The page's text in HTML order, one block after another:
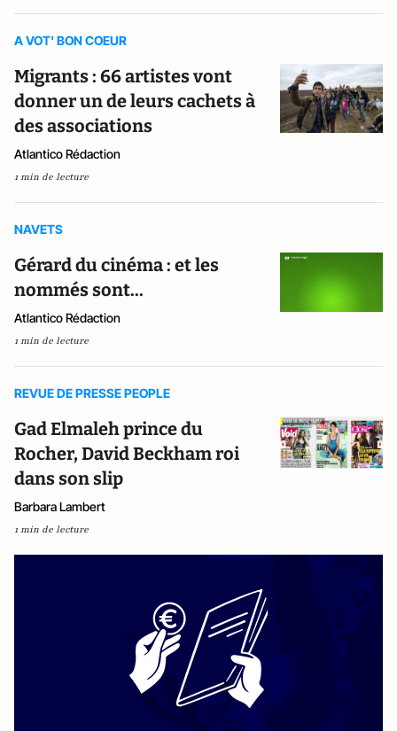
A VOT' BON COEUR
Migrants : 66 artistes vont
donner un de leurs cachets à
des associations
Atlantico Rédaction
1 min de lecture
NAVETS
Gérard du cinéma : et les
nommés sont...
Atlantico Rédaction
1 min de lecture
REVUE DE PRESSE PEOPLE
Gad Elmaleh prince du
Rocher, David Beckham roi
dans son slip
Barbara Lambert
1 min de lecture